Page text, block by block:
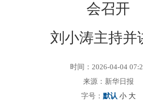
会召开
刘小涛主持并
时间：2026-04-04
来源：新华日报
字号： 默认 小 大